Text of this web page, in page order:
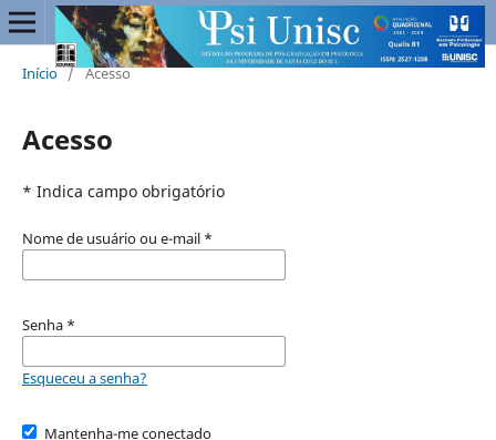
Início / Acesso
Acesso
* Indica campo obrigatório
Nome de usuário ou e-mail *
Senha *
Esqueceu a senha?
Mantenha-me conectado